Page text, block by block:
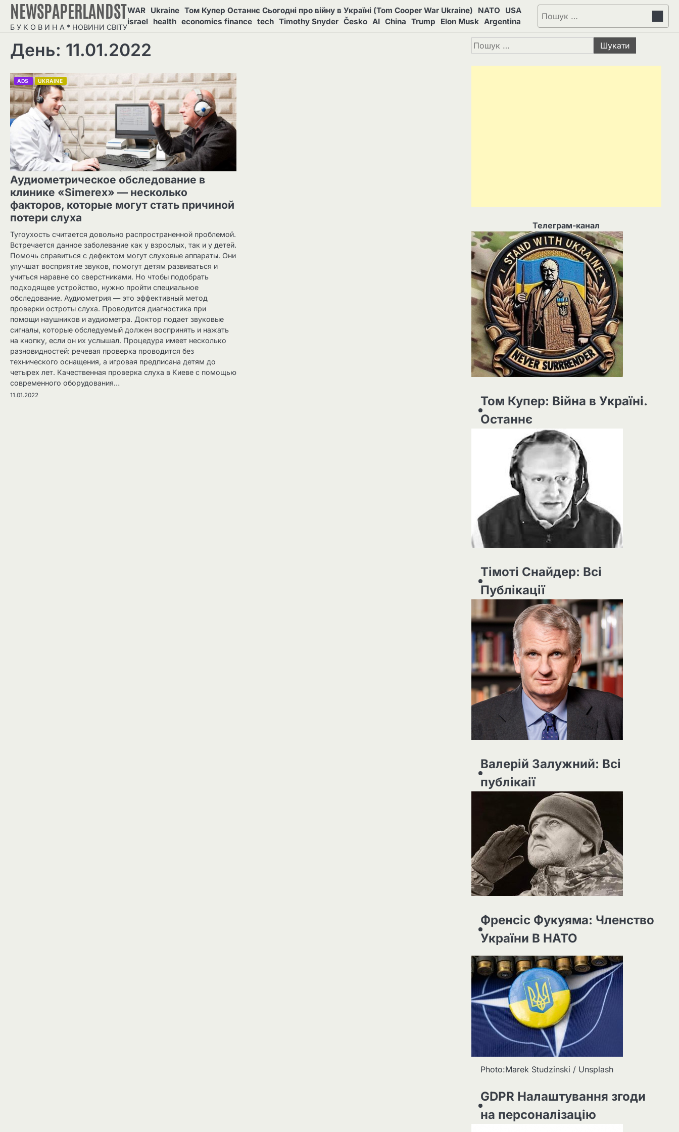
Перейти
вмісту
NEWSPAPERLANDST
Б У К О В И Н А * НОВИНИ СВІТУ
WAR Ukraine Том Купер Останнє Сьогодні про війну в Україні (Tom Cooper War Ukraine) NATO
USA
israel health economics finance tech Timothy Snyder Česko AI China Trump Elon Musk Argentina
Пошук:
День: 11.01.2022
ADS UKRAINE
Аудиометрическое обследование в
клинике «Simerex» — несколько
факторов, которые могут стать причиной
потери слуха
Тугоухость считается довольно распространенной проблемой.
Встречается данное заболевание как у взрослых, так и у детей.
Помочь справиться с дефектом могут слуховые аппараты. Они
улучшат восприятие звуков, помогут детям развиваться и
учиться наравне со сверстниками. Но чтобы подобрать
подходящее устройство, нужно пройти специальное
обследование. Аудиометрия — это эффективный метод
проверки остроты слуха. Проводится диагностика при
помощи наушников и аудиометра. Доктор подает звуковые
сигналы, которые обследуемый должен воспринять и нажать
на кнопку, если он их услышал. Процедура имеет несколько
разновидностей: речевая проверка проводится без
технического оснащения, а игровая предписана детям до
четырех лет. Качественная проверка слуха в Киеве с помощью
современного оборудования…
11.01.2022
Пошук:
Телеграм-канал
Том Купер: Війна в Україні.
Останнє
Тімоті Снайдер: Всі
Публікації
Валерій Залужний: Всі
публікаії
Френсіс Фукуяма: Членство
України В НАТО
Photo:Marek Studzinski / Unsplash
GDPR Налаштування згоди
на персоналізацію